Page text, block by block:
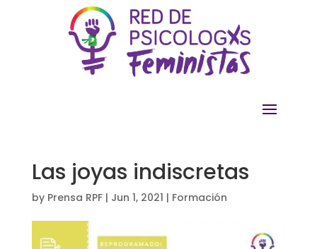
Las joyas indiscretas
by Prensa RPF| Jun 1, 2021 | Formación